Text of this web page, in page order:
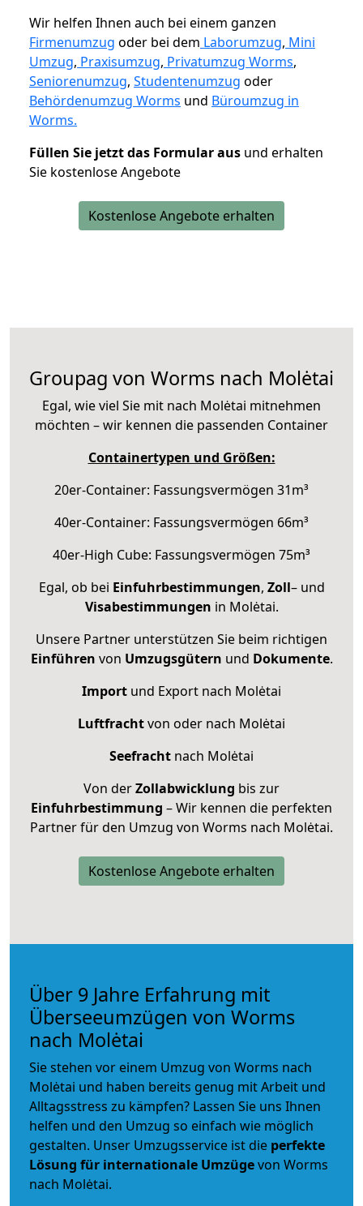
Wir helfen Ihnen auch bei einem ganzen
Firmenumzug oder bei dem Laborumzug, Mini
Umzug, Praxisumzug, Privatumzug Worms,
Seniorenumzug, Studentenumzug oder
Behördenumzug Worms und Büroumzug in
Worms.
Füllen Sie jetzt das Formular aus und erhalten
Sie kostenlose Angebote
Kostenlose Angebote erhalten
Groupag von Worms nach Molėtai
Egal, wie viel Sie mit nach Molėtai mitnehmen
möchten – wir kennen die passenden Container
Containertypen und Größen:
20er-Container: Fassungsvermögen 31m³
40er-Container: Fassungsvermögen 66m³
40er-High Cube: Fassungsvermögen 75m³
Egal, ob bei Einfuhrbestimmungen, Zoll– und
Visabestimmungen in Molėtai.
Unsere Partner unterstützen Sie beim richtigen
Einführen von Umzugsgütern und Dokumente.
Import und Export nach Molėtai
Luftfrachtvon oder nach Molėtai
Seefracht nach Molėtai
Von derZollabwicklung bis zur
Einfuhrbestimmung – Wir kennen die perfekten
Partner für den Umzug von Worms nach Molėtai.
Kostenlose Angebote erhalten
Über 9 Jahre Erfahrung mit
Überseeumzügen von Worms
nach Molėtai
Sie stehen vor einem Umzug von Worms nach
Molėtai und haben bereits genug mit Arbeit und
Alltagsstress zu kämpfen? Lassen Sie uns Ihnen
helfen und den Umzug so einfach wie möglich
gestalten. Unser Umzugsservice ist die perfekte
Lösung für internationale Umzügevon Worms
nach Molėtai.